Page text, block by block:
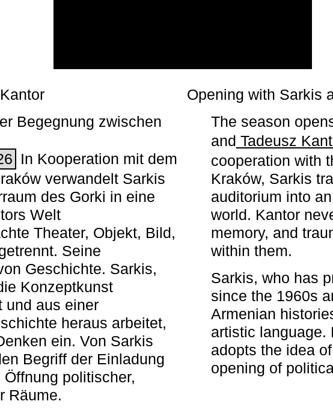
Begegnung zwischen
In Kooperation mit dem
verwandelt Sarkis
des Gorki in eine
Welt
Theater, Objekt, Bild,
Seine
Geschichte. Sarkis,
Konzeptkunst
und aus einer
heraus arbeitet,
ein. Von Sarkis
Begriff der Einladung
politischer,
Räume.
Opening with Sarkis
The season
and Tadeusz
cooperation with
Kraków, Sarkis
auditorium into
world. Kantor
memory, and
within them.
Sarkis, who has
since the 1960s
Armenian
artistic language.
adopts the idea
opening of